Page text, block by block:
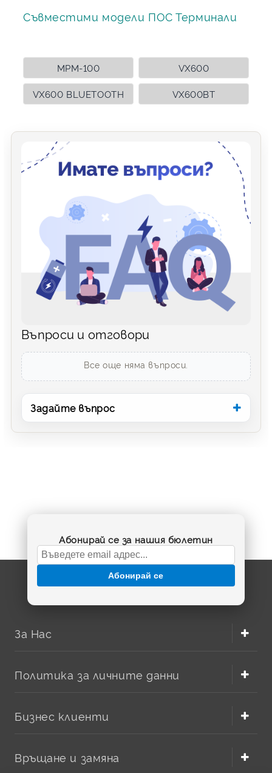
Съвместими модели ПОС Терминали
MPM-100 VX600
VX600 BLUETOOTH VX600BT
Въпроси и отговори
Все още няма въпроси.
Задайте въпрос
Абонирай се за нашия бюлетин
Абонирай се
За Нас
Политика за личните данни
Бизнес клиенти
Връщане и замяна